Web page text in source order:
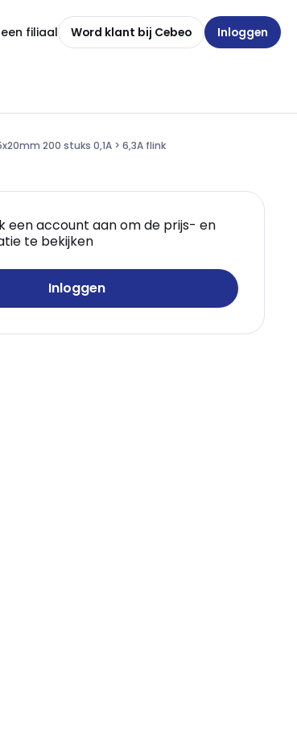
filiaal Word klant bij Cebeo Inloggen
200 stuks 0,1A > 6,3A flink
een account aan om de prijs- en
te bekijken
Inloggen